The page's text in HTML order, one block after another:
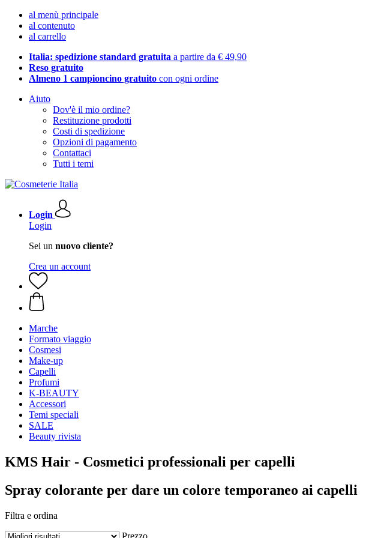
al menù principale
al contenuto
al carrello
Italia: spedizione standard gratuita a partire da € 49,90
Reso gratuito
Almeno 1 campioncino gratuito con ogni ordine
Aiuto
Dov'è il mio ordine?
Restituzione prodotti
Costi di spedizione
Opzioni di pagamento
Contattaci
Tutti i temi
Login
Login
Sei un nuovo cliente?
Crea un account
Marche
Formato viaggio
Cosmesi
Make-up
Capelli
Profumi
K-BEAUTY
Accessori
Temi speciali
SALE
Beauty rivista
KMS Hair - Cosmetici professionali per capelli
Spray colorante per dare un colore temporaneo ai capelli
Filtra e ordina
Prezzo